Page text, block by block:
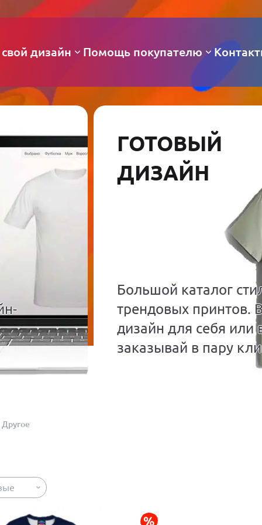
дизайн Помощь покупателю
ГОТОВЫЙ
ДИЗАЙН
Большой каталог
трендовых принтов.
дизайн для себя или
заказывай в пару
Другое